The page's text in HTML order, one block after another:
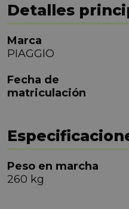
Detalles
Marca
PIAGGIO
Fecha de
matriculación
Peso en marcha
260 kg